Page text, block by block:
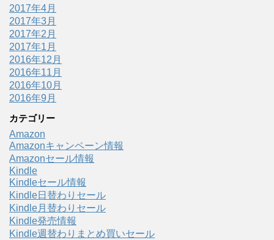
2017年4月
2017年3月
2017年2月
2017年1月
2016年12月
2016年11月
2016年10月
2016年9月
カテゴリー
Amazon
Amazonキャンペーン情報
Amazonセール情報
Kindle
Kindleセール情報
Kindle日替わりセール
Kindle月替わりセール
Kindle発売情報
Kindle週替わりまとめ買いセール